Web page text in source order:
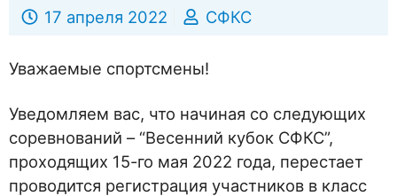
17 апреля 2022 СФКС
Уважаемые спортсмены!
Уведомляем вас, что начиная со следующих
соревнований – “Весенний кубок СФКС”,
проходящих 15-го мая 2022 года, перестает
проводится регистрация участников в класс